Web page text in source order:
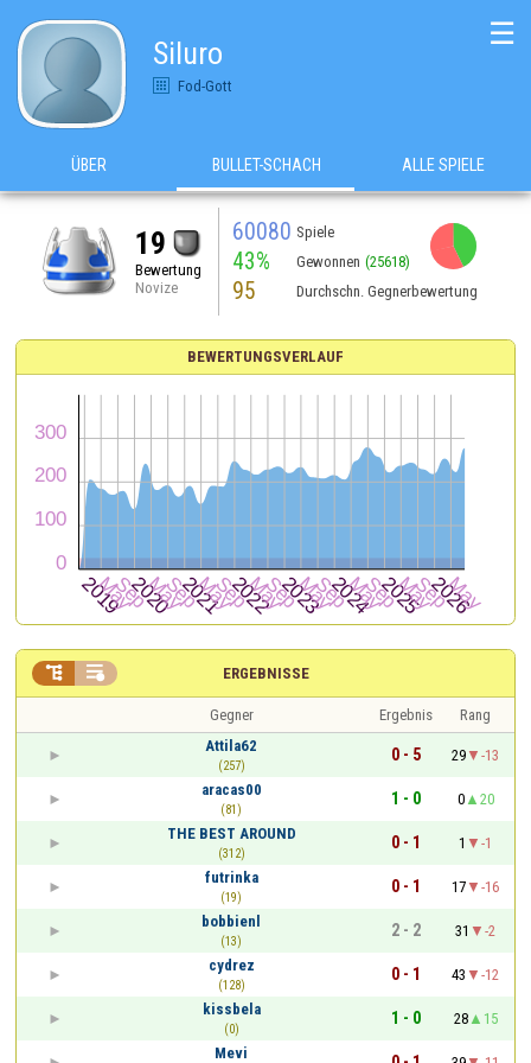
Siluro
Fod-Gott
☰
ÜBER BULLET-SCHACH ALLE SPIELE
19
Bewertung
Novize
60080 Spiele
43% Gewonnen (25618)
95 Durchschn. Gegnerbewertung
BEWERTUNGSVERLAUF
ERGEBNISSE
 
Gegner Ergebnis
Rang
Attila62
(257)
0 - 5 29
-13
aracas00
(81)
1 - 0 0
20
THE BEST AROUND
(312)
0 - 1 1
-1
futrinka
(19)
0 - 1 17
-16
bobbienl
(13)
2 - 2 31
-2
cydrez
(128)
0 - 1 43
-12
kissbela
(0)
1 - 0 28
15
Mevi